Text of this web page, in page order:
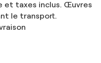
et taxes inclus. Œuvres
le transport.